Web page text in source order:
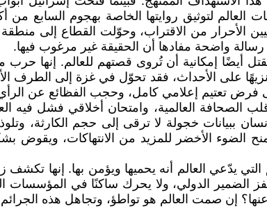
لتوثيق روايتها الخاصة بهجوم السابع من
من الاقتراب، وحوّلت القطاع إلى
واضحة مفادها أن الحقيقة غير مرغوب فيها.
تقتل أيضًا إمكانية أن تُروى قصتهم للعالم.
على الأحداث، فقد تحوّل في غزة إلى
تعتيم إعلامي كامل، وحجب الفظائع عن الرأي
الصحافة العالمية، وامتحان أخلاقي فشل فيه
ببيانات خجولة لا ترقى إلى حجم الكارثة،
الضوء الأخضر للمزيد من الانتهاكات،
العالم أنه يحميها ويؤمن بها. إنها تكشف
الضمير الدولي، ولا يحرك ساكنًا في المؤسسات
عنها؟ إن صمت العالم هو تواطؤ، وتجاهل هذه